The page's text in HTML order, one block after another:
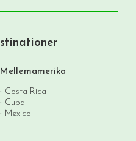
Mellemamerika
Costa Rica
Cuba
Mexico